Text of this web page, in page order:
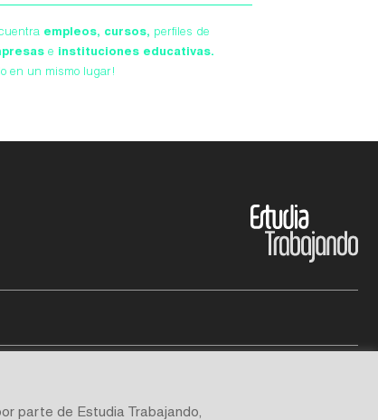
empleos, cursos, perfiles de
e instituciones educativas.
en un mismo lugar!
parte de Estudia Trabajando,